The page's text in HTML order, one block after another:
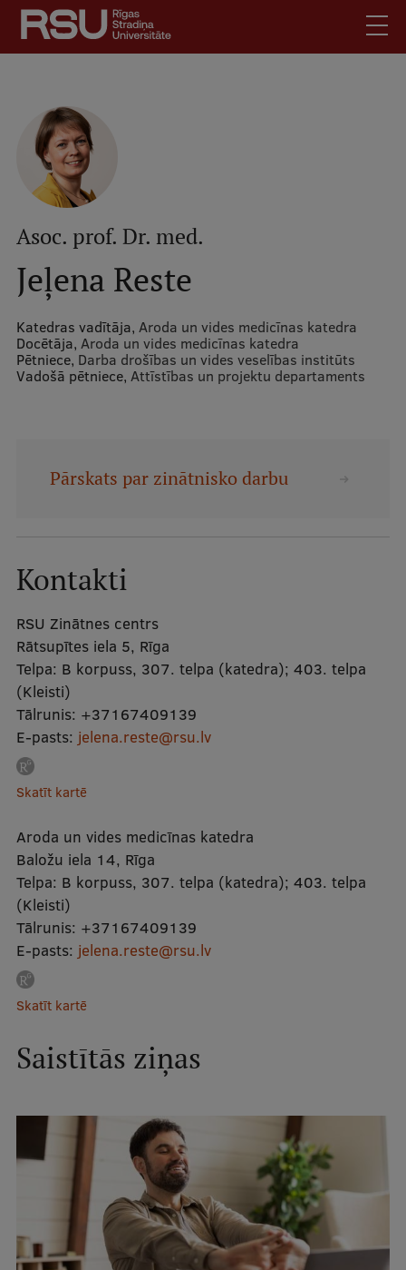
Pārlekt
galveno
saturu
Latviski
Meklēt Mobile
augšējā
izvēlne
Skolēniem
Studentiem
Darbiniekiem
Darba devējiem
Kontakti
Vakances
izvēlne
Maģistra studiju programmas
Rezidentūra
Uzņemšana
Praktiska informācija
Studentu dzīve
Studiju norises vietas
Fakultātes
Mūsu cilvēki
Stratēģija
Vēsture un tradīcijas
RSU fonds
Aula
Muzeji un ekspozīcijas
Ģerbonis
Asoc. prof. Dr. med.
Jeļena Reste
Katedras vadītāja, Aroda un vides medicīnas katedra
Docētāja, Aroda un vides medicīnas katedra
Pētniece, Darba drošības un vides veselības institūts
Vadošā pētniece, Attīstības un projektu departaments
Pārskats par zinātnisko darbu
Kontakti
RSU Zinātnes centrs
Rātsupītes iela 5, Rīga
Telpa: B korpuss, 307. telpa (katedra); 403. telpa
(Kleisti)
Tālrunis: +37167409139
E-pasts: jelena.reste@rsu.lv
Skatīt kartē
Aroda un vides medicīnas katedra
Baložu iela 14, Rīga
Telpa: B korpuss, 307. telpa (katedra); 403. telpa
(Kleisti)
Tālrunis: +37167409139
E-pasts: jelena.reste@rsu.lv
Skatīt kartē
Saistītās ziņas